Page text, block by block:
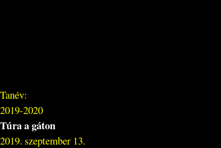
Tanév:
2019-2020
Túra a gáton
2019. szeptember 13.